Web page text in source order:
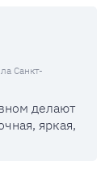
Санкт-
делают
яркая,